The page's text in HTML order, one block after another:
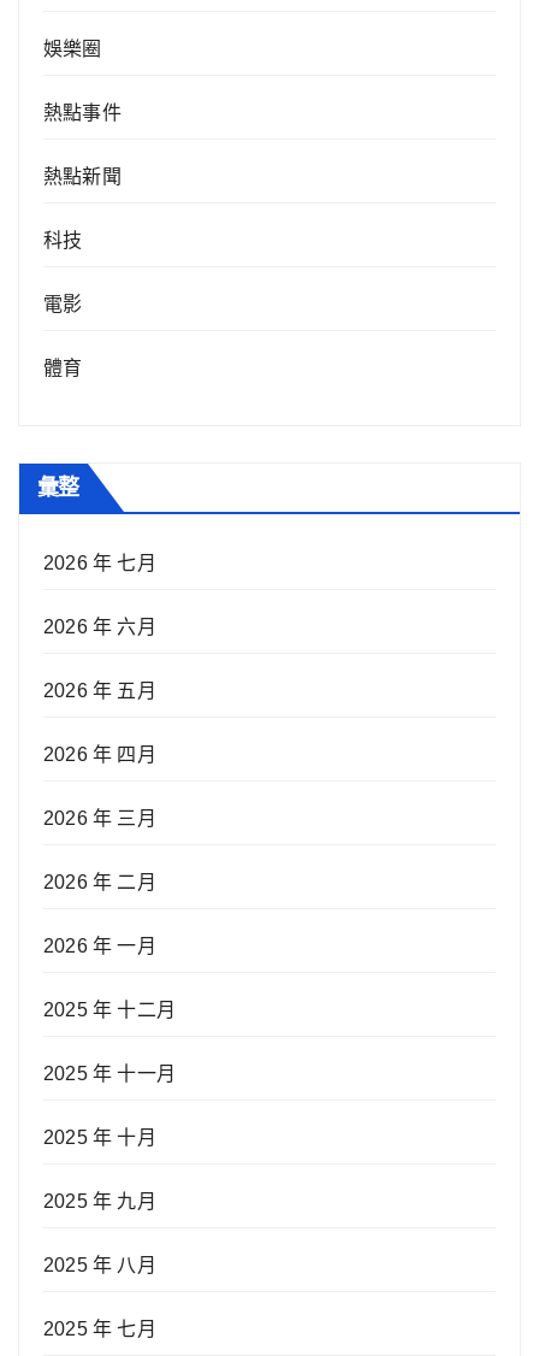
娛樂圈
熱點事件
熱點新聞
科技
電影
體育
彙整
2026 年 七月
2026 年 六月
2026 年 五月
2026 年 四月
2026 年 三月
2026 年 二月
2026 年 一月
2025 年 十二月
2025 年 十一月
2025 年 十月
2025 年 九月
2025 年 八月
2025 年 七月